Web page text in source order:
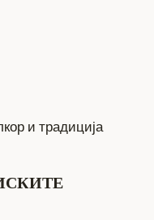
и традиција